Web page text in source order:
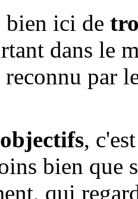
bien ici de
dans le
reconnu par
,
bien que
qui